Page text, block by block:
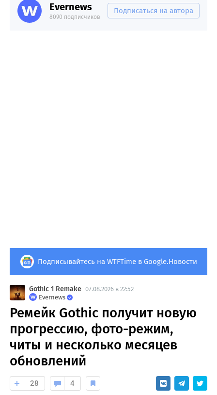
Evernews
8090 подписчиков
Подписаться на автора
Подписывайтесь на WTFTime в Google.Новости
Gothic 1 Remake 07.08.2026 в 22:52
Evernews
Ремейк Gothic получит новую
прогрессию, фото-режим,
читы и несколько месяцев
обновлений
28 4